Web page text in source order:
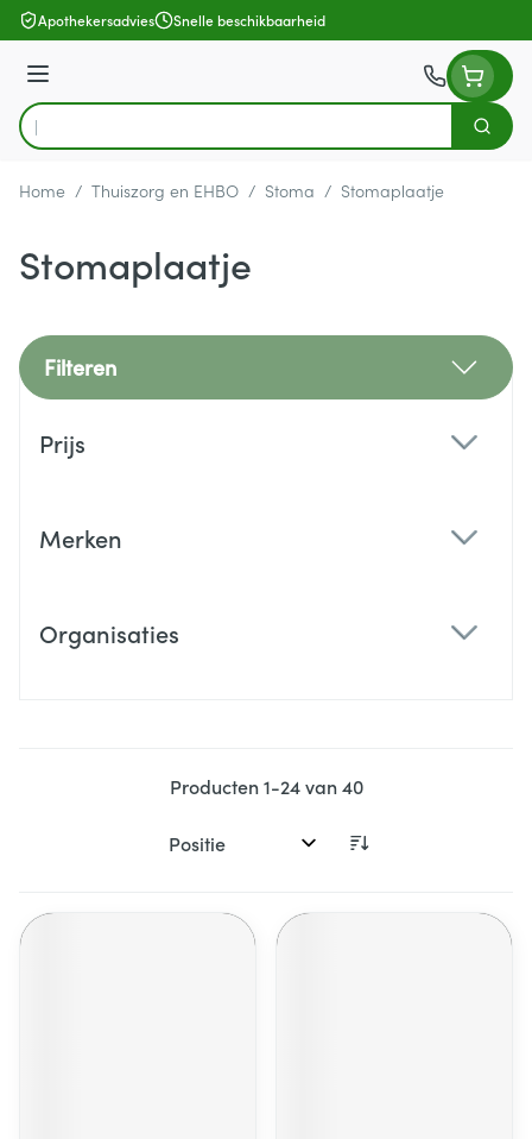
Ga naar de inhoud
Apothekersadvies Snelle beschikbaarheid
Menu
Product, merk, categorie...
Zoek
Home / Thuiszorg en EHBO / Stoma / Stomaplaatje
Stomaplaatje
Filteren
Prijs
Merken
Organisaties
Producten1-24van40
Sorteer op: